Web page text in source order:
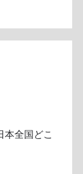
本全国どこ